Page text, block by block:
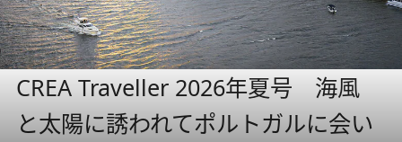
CREA Traveller 2026年夏号 海風
と太陽に誘われてポルトガルに会い